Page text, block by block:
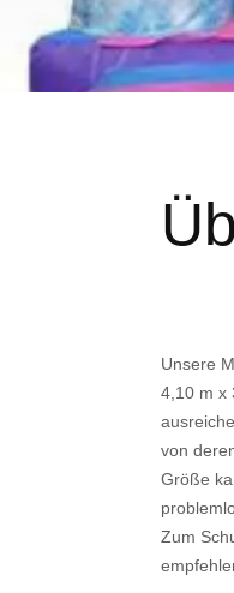
Unsere
4,10 m x
von
Größe
Zum